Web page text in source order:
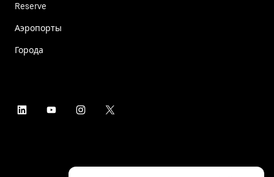
Reserve
Аэропорты
Города